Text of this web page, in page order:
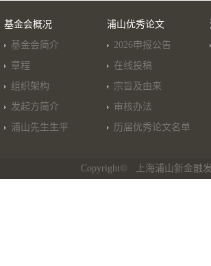
基金会概况
基金会简介
章程
组织架构
发起方简介
浦山先生生平
浦山优秀论文
2026申报公告
在线投稿
宗旨及由来
审核办法
历届优秀论文名单
Copyright© 上海浦山新金融